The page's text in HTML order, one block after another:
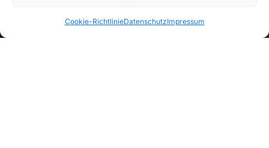
Cookie-RichtlinieDatenschutzImpressum